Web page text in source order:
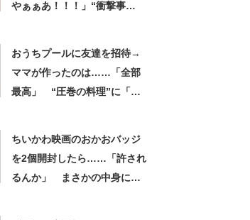
やぁぁあ！！！」“衝撃事
おうちプールに友達を招待→
ママが作ったのは……「全部
最高」 “圧巻の料理”に「う
ちいかわ映画のおかおバッジ
を2個開封したら……「許され
るんか」 まさかの中身に